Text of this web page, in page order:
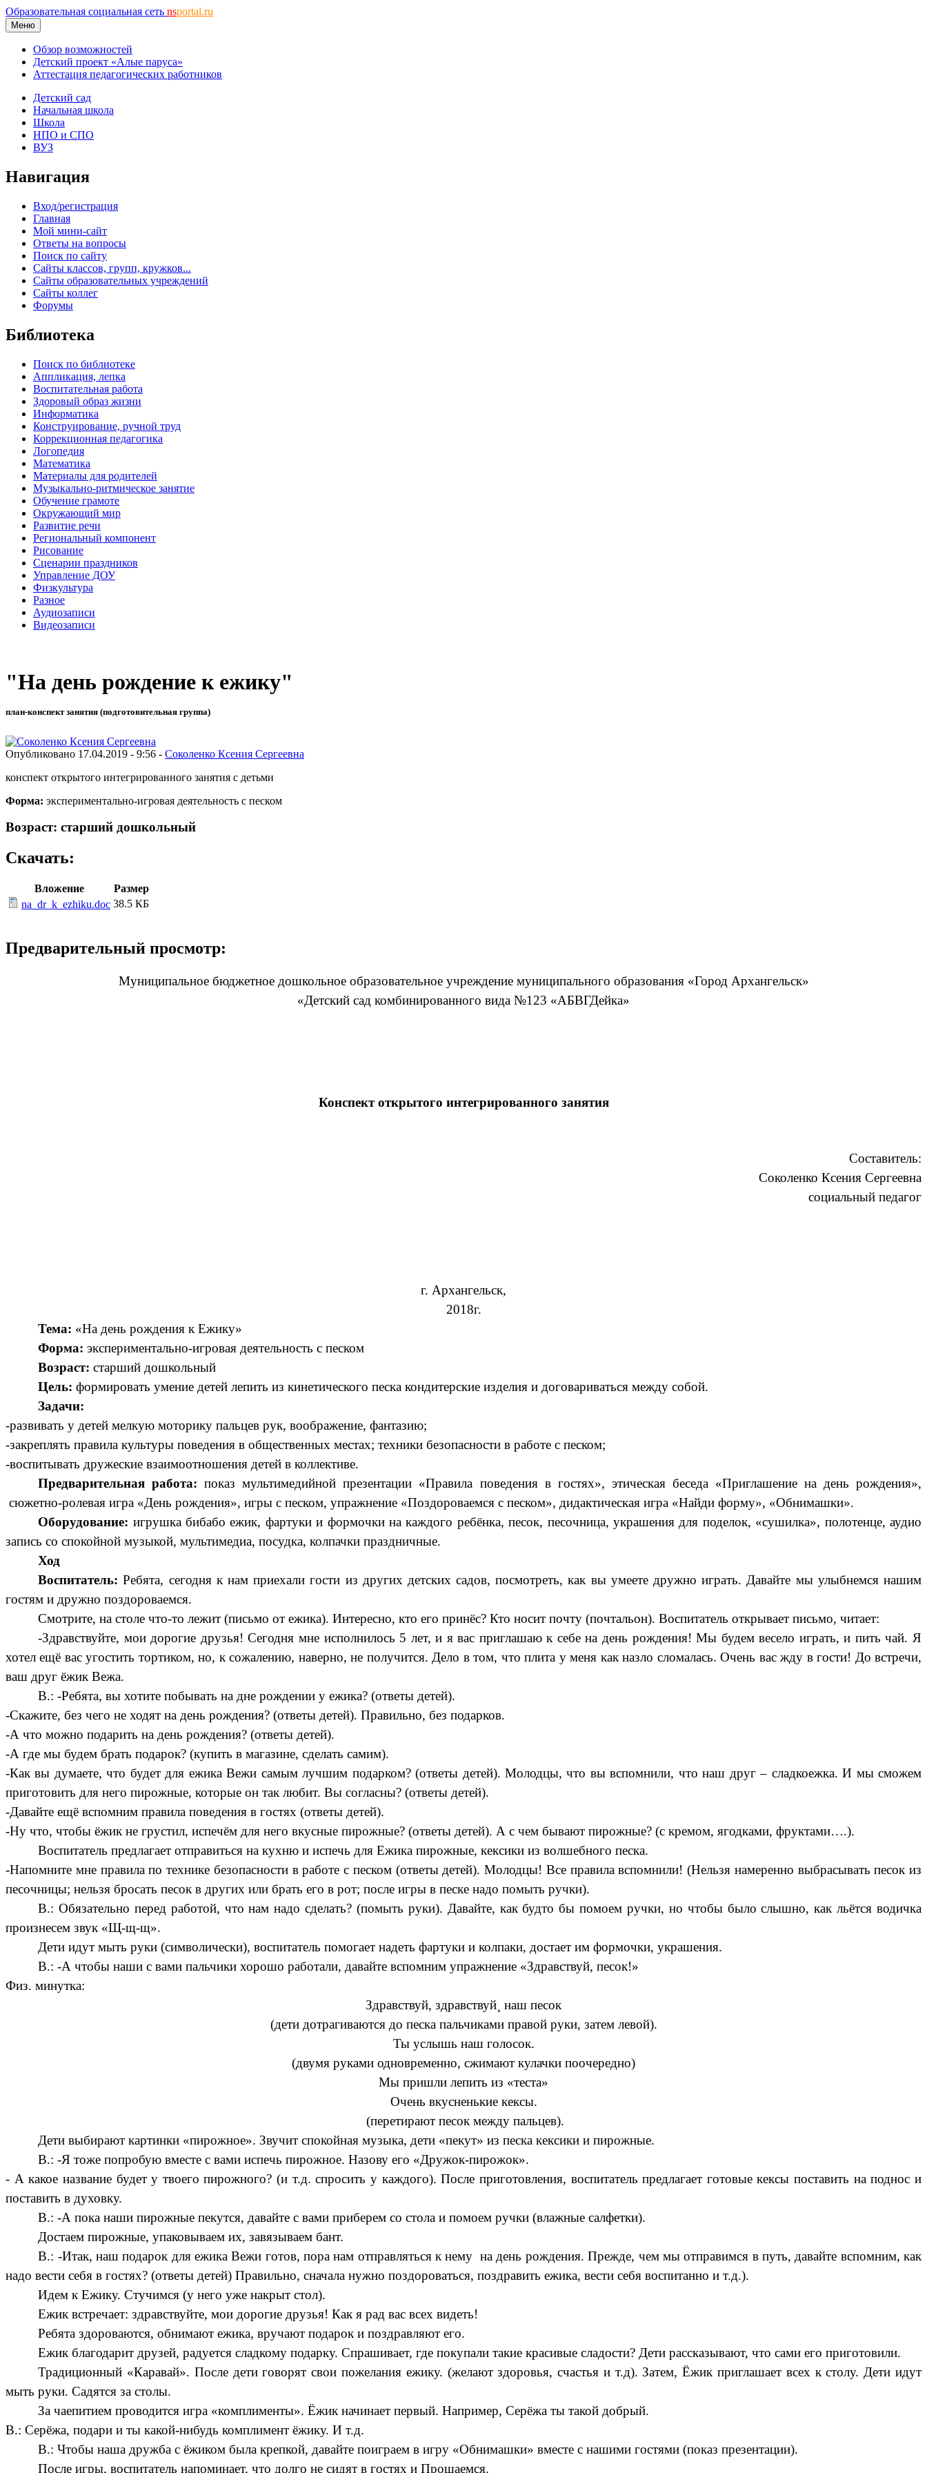
Образовательная социальная сеть nsportal.ru
Меню
Обзор возможностей
Детский проект «Алые паруса»
Аттестация педагогических работников
Детский сад
Начальная школа
Школа
НПО и СПО
ВУЗ
Навигация
Вход/регистрация
Главная
Мой мини-сайт
Ответы на вопросы
Поиск по сайту
Сайты классов, групп, кружков...
Сайты образовательных учреждений
Сайты коллег
Форумы
Библиотека
Поиск по библиотеке
Аппликация, лепка
Воспитательная работа
Здоровый образ жизни
Информатика
Конструирование, ручной труд
Коррекционная педагогика
Логопедия
Математика
Материалы для родителей
Музыкально-ритмическое занятие
Обучение грамоте
Окружающий мир
Развитие речи
Региональный компонент
Рисование
Сценарии праздников
Управление ДОУ
Физкультура
Разное
Аудиозаписи
Видеозаписи
"На день рождение к ежику"
план-конспект занятия (подготовительная группа)
Опубликовано 17.04.2019 - 9:56 - Соколенко Ксения Сергеевна
конспект открытого интегрированного занятия с детьми
Форма: экспериментально-игровая деятельность с песком
Возраст: старший дошкольный
Скачать:
Вложение
Размер
na_dr_k_ezhiku.doc 38.5 КБ
Предварительный просмотр:
Муниципальное бюджетное дошкольное образовательное учреждение муниципального образования «Город Архангельск»
«Детский сад комбинированного вида №123 «АБВГДейка»
Конспект открытого интегрированного занятия
Составитель:
Соколенко Ксения Сергеевна
социальный педагог
г. Архангельск,
2018г.
Тема: «На день рождения к Ежику»
Форма: экспериментально-игровая деятельность с песком
Возраст:старший дошкольный
Цель: формировать умение детей лепить из кинетического песка кондитерские изделия и договариваться между собой.
Задачи:
-развивать у детей мелкую моторику пальцев рук, воображение, фантазию;
-закреплять правила культуры поведения в общественных местах; техники безопасности в работе с песком;
-воспитывать дружеские взаимоотношения детей в коллективе.
Предварительная работа:показ мультимедийной презентации «Правила поведения в гостях», этическая беседа «Приглашение на день рождения»,
сюжетно-ролевая игра «День рождения», игры с песком, упражнение «Поздороваемся с песком», дидактическая игра «Найди форму», «Обнимашки».
Оборудование: игрушка бибабо ежик, фартуки и формочки на каждого ребёнка, песок, песочница, украшения для поделок, «сушилка», полотенце, аудио
запись со спокойной музыкой, мультимедиа, посудка, колпачки праздничные.
Ход
Воспитатель: Ребята, сегодня к нам приехали гости из других детских садов, посмотреть, как вы умеете дружно играть. Давайте мы улыбнемся нашим
гостям и дружно поздороваемся.
Смотрите, на столе что-то лежит (письмо от ежика). Интересно, кто его принёс? Кто носит почту (почтальон). Воспитатель открывает письмо, читает:
-Здравствуйте, мои дорогие друзья! Сегодня мне исполнилось 5 лет, и я вас приглашаю к себе на день рождения! Мы будем весело играть, и пить чай. Я
хотел ещё вас угостить тортиком, но, к сожалению, наверно, не получится. Дело в том, что плита у меня как назло сломалась. Очень вас жду в гости! До встречи,
ваш друг ёжик Вежа.
В.: -Ребята, вы хотите побывать на дне рождении у ежика? (ответы детей).
-Скажите, без чего не ходят на день рождения? (ответы детей). Правильно, без подарков.
-А что можно подарить на день рождения? (ответы детей).
-А где мы будем брать подарок? (купить в магазине, сделать самим).
-Как вы думаете, что будет для ежика Вежи самым лучшим подарком? (ответы детей). Молодцы, что вы вспомнили, что наш друг – сладкоежка. И мы сможем
приготовить для него пирожные, которые он так любит. Вы согласны? (ответы детей).
-Давайте ещё вспомним правила поведения в гостях (ответы детей).
-Ну что, чтобы ёжик не грустил, испечём для него вкусные пирожные? (ответы детей). А с чем бывают пирожные? (с кремом, ягодками, фруктами….).
Воспитатель предлагает отправиться на кухню и испечь для Ежика пирожные, кексики из волшебного песка.
-Напомните мне правила по технике безопасности в работе с песком (ответы детей). Молодцы! Все правила вспомнили! (Нельзя намеренно выбрасывать песок из
песочницы; нельзя бросать песок в других или брать его в рот; после игры в песке надо помыть ручки).
В.: Обязательно перед работой, что нам надо сделать? (помыть руки). Давайте, как будто бы помоем ручки, но чтобы было слышно, как льётся водичка
произнесем звук «Щ-щ-щ».
Дети идут мыть руки (символически), воспитатель помогает надеть фартуки и колпаки, достает им формочки, украшения.
В.: -А чтобы наши с вами пальчики хорошо работали, давайте вспомним упражнение «Здравствуй, песок!»
Физ. минутка:
Здравствуй, здравствуй¸ наш песок
(дети дотрагиваются до песка пальчиками правой руки, затем левой).
Ты услышь наш голосок.
(двумя руками одновременно, сжимают кулачки поочередно)
Мы пришли лепить из «теста»
Очень вкусненькие кексы.
(перетирают песок между пальцев).
Дети выбирают картинки «пирожное». Звучит спокойная музыка, дети «пекут» из песка кексики и пирожные.
В.: -Я тоже попробую вместе с вами испечь пирожное. Назову его «Дружок-пирожок».
- А какое название будет у твоего пирожного? (и т.д. спросить у каждого). После приготовления, воспитатель предлагает готовые кексы поставить на поднос и
поставить в духовку.
В.: -А пока наши пирожные пекутся, давайте с вами приберем со стола и помоем ручки (влажные салфетки).
Достаем пирожные, упаковываем их, завязываем бант.
В.: -Итак, наш подарок для ежика Вежи готов, пора нам отправляться к нему на день рождения. Прежде, чем мы отправимся в путь, давайте вспомним, как
надо вести себя в гостях? (ответы детей) Правильно, сначала нужно поздороваться, поздравить ежика, вести себя воспитанно и т.д.).
Идем к Ежику. Стучимся (у него уже накрыт стол).
Ежик встречает: здравствуйте, мои дорогие друзья! Как я рад вас всех видеть!
Ребята здороваются, обнимают ежика, вручают подарок и поздравляют его.
Ежик благодарит друзей, радуется сладкому подарку. Спрашивает, где покупали такие красивые сладости? Дети рассказывают, что сами его приготовили.
Традиционный «Каравай». После дети говорят свои пожелания ежику. (желают здоровья, счастья и т.д). Затем, Ёжик приглашает всех к столу. Дети идут
мыть руки. Садятся за столы.
За чаепитием проводится игра «комплименты». Ёжик начинает первый. Например, Серёжа ты такой добрый.
В.: Серёжа, подари и ты какой-нибудь комплимент ёжику. И т.д.
В.: Чтобы наша дружба с ёжиком была крепкой, давайте поиграем в игру «Обнимашки» вместе с нашими гостями (показ презентации).
После игры, воспитатель напоминает, что долго не сидят в гостях и Прощаемся.